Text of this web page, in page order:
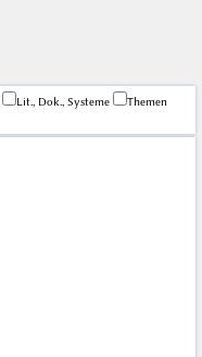
Lit., Dok., Systeme
Themen